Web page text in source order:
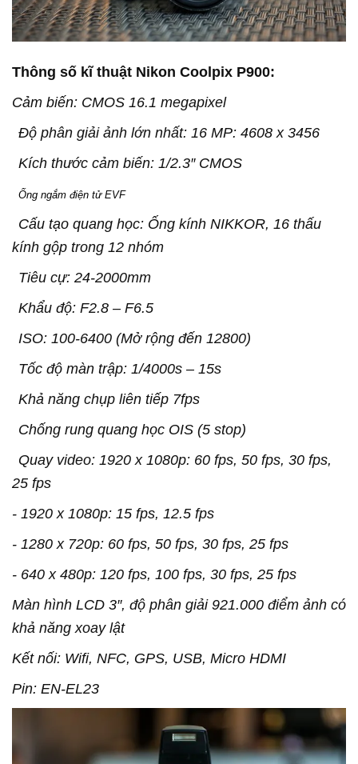
Thông số kĩ thuật Nikon Coolpix P900:
Cảm biến: CMOS 16.1 megapixel
Độ phân giải ảnh lớn nhất: 16 MP: 4608 x 3456
Kích thước cảm biến: 1/2.3″ CMOS
  Ống ngắm điện tử EVF
Cấu tạo quang học: Ống kính NIKKOR, 16 thấu
kính gộp trong 12 nhóm
Tiêu cự: 24-2000mm
Khẩu độ: F2.8 – F6.5
ISO: 100-6400 (Mở rộng đến 12800)
Tốc độ màn trập: 1/4000s – 15s
Khả năng chụp liên tiếp 7fps
Chống rung quang học OIS (5 stop)
Quay video: 1920 x 1080p: 60 fps, 50 fps, 30 fps,
25 fps
- 1920 x 1080p: 15 fps, 12.5 fps
- 1280 x 720p: 60 fps, 50 fps, 30 fps, 25 fps
- 640 x 480p: 120 fps, 100 fps, 30 fps, 25 fps
Màn hình LCD 3″, độ phân giải 921.000 điểm ảnh có
khả năng xoay lật
Kết nối: Wifi, NFC, GPS, USB, Micro HDMI
Pin: EN-EL23